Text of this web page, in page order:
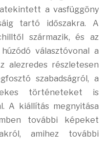
a vasfüggöny
tartó időszakra. A
származik, és az
választóvonal a
alezredes részletesen
szabadságról, a
történeteket is
A kiállítás megnyitása
további képeket
amihez további